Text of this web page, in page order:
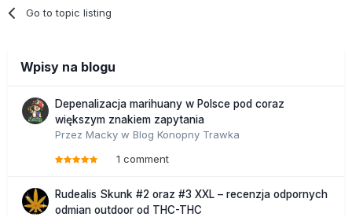
Go to topic listing
Wpisy na blogu
Depenalizacja marihuany w Polsce pod coraz
większym znakiem zapytania
Przez Macky w Blog Konopny Trawka
1 comment
Rudealis Skunk #2 oraz #3 XXL – recenzja odpornych
odmian outdoor od THC-THC